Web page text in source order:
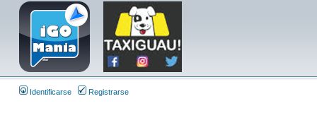
Identificarse Registrarse